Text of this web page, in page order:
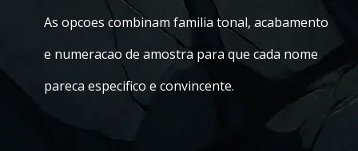
As opcoes combinam familia tonal, acabamento
e numeracao de amostra para que cada nome
pareca especifico e convincente.